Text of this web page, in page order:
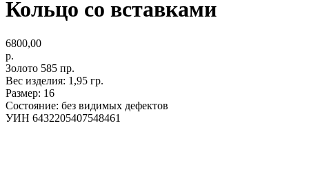
Кольцо со вставками
6800,00
р.
Золото 585 пр.
Вес изделия: 1,95 гр.
Размер: 16
Состояние: без видимых дефектов
УИН 6432205407548461